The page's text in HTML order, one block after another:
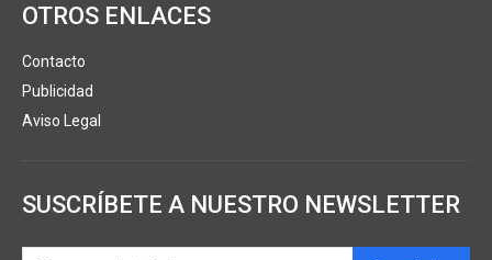
OTROS ENLACES
Contacto
Publicidad
Aviso Legal
SUSCRÍBETE A NUESTRO NEWSLETTER